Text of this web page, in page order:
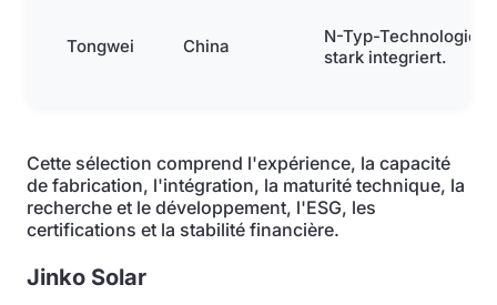
Tongwei China
N-Typ-Technologie,
stark integriert.
Cette sélection comprend l'expérience, la capacité
de fabrication, l'intégration, la maturité technique, la
recherche et le développement, l'ESG, les
certifications et la stabilité financière.
Jinko Solar